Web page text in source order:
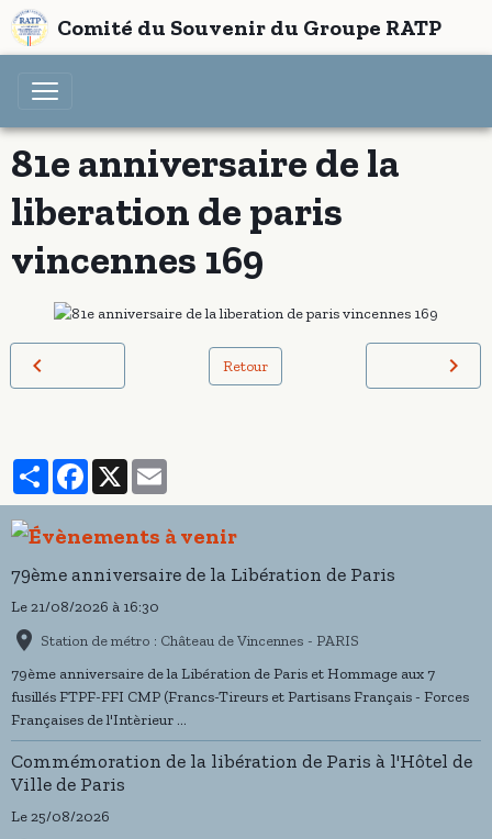
Comité du Souvenir du Groupe RATP
81e anniversaire de la
liberation de paris
vincennes 169
Retour
PartagerFacebook
X
79ème anniversaire de la Libération de Paris
Le 21/08/2026 à 16:30
Station de métro : Château de Vincennes - PARIS
79ème anniversaire de la Libération de Paris et Hommage aux 7
fusillés FTPF-FFI CMP (Francs-Tireurs et Partisans Français - Forces
Françaises de l'Intèrieur ...
Commémoration de la libération de Paris à l'Hôtel de
Ville de Paris
Le 25/08/2026